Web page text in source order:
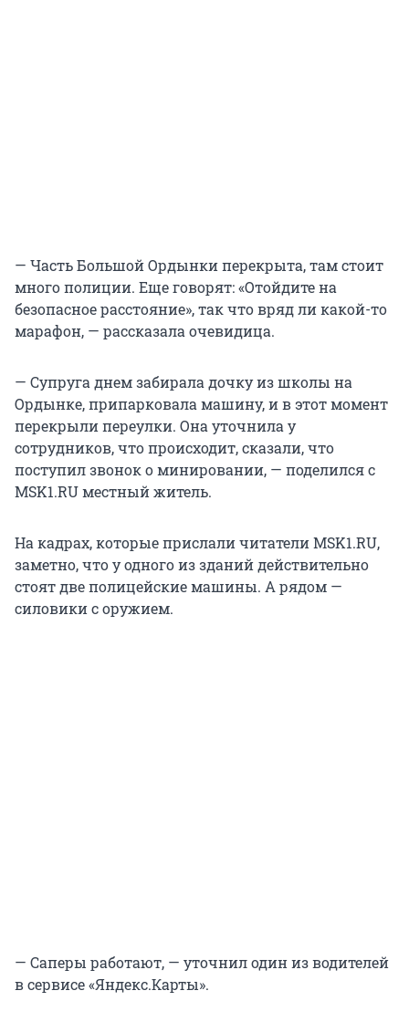
— Часть Большой Ордынки перекрыта, там стоит
много полиции. Еще говорят: «Отойдите на
безопасное расстояние», так что вряд ли какой-то
марафон, — рассказала очевидица.
— Супруга днем забирала дочку из школы на
Ордынке, припарковала машину, и в этот момент
перекрыли переулки. Она уточнила у
сотрудников, что происходит, сказали, что
поступил звонок о минировании, — поделился с
MSK1.RU местный житель.
На кадрах, которые прислали читатели MSK1.RU,
заметно, что у одного из зданий действительно
стоят две полицейские машины. А рядом —
силовики с оружием.
— Саперы работают, — уточнил один из водителей
в сервисе «Яндекс.Карты».